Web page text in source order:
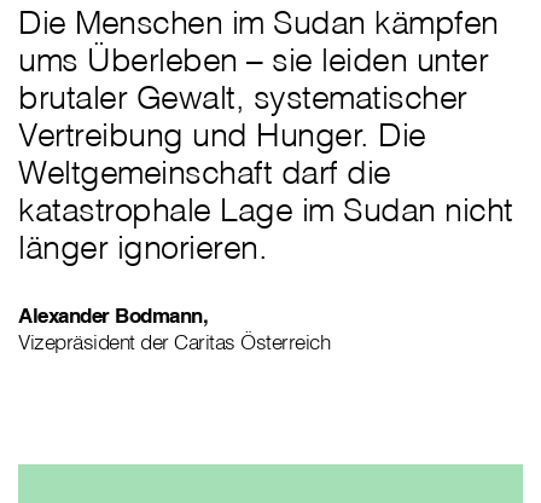
Die Menschen im Sudan kämpfen
ums Überleben – sie leiden unter
brutaler Gewalt, systematischer
Vertreibung und Hunger. Die
Weltgemeinschaft darf die
katastrophale Lage im Sudan nicht
länger ignorieren.
Alexander Bodmann,
Vizepräsident der Caritas Österreich